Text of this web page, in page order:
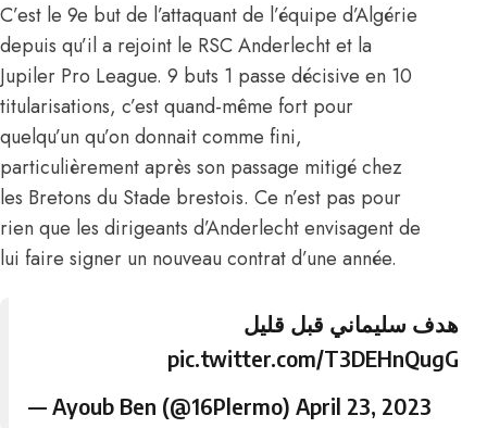
C’est le 9e but de l’attaquant de l’équipe d’Algérie
depuis qu’il a rejoint le RSC Anderlecht et la
Jupiler Pro League. 9 buts 1 passe décisive en 10
titularisations, c’est quand-même fort pour
quelqu’un qu’on donnait comme fini,
particulièrement après son passage mitigé chez
les Bretons du Stade brestois. Ce n’est pas pour
rien que les dirigeants d’Anderlecht envisagent de
lui faire signer un nouveau contrat d’une année.
هدف سليماني قبل قليل
pic.twitter.com/T3DEHnQugG
— Ayoub Ben (@16Plermo)April 23, 2023